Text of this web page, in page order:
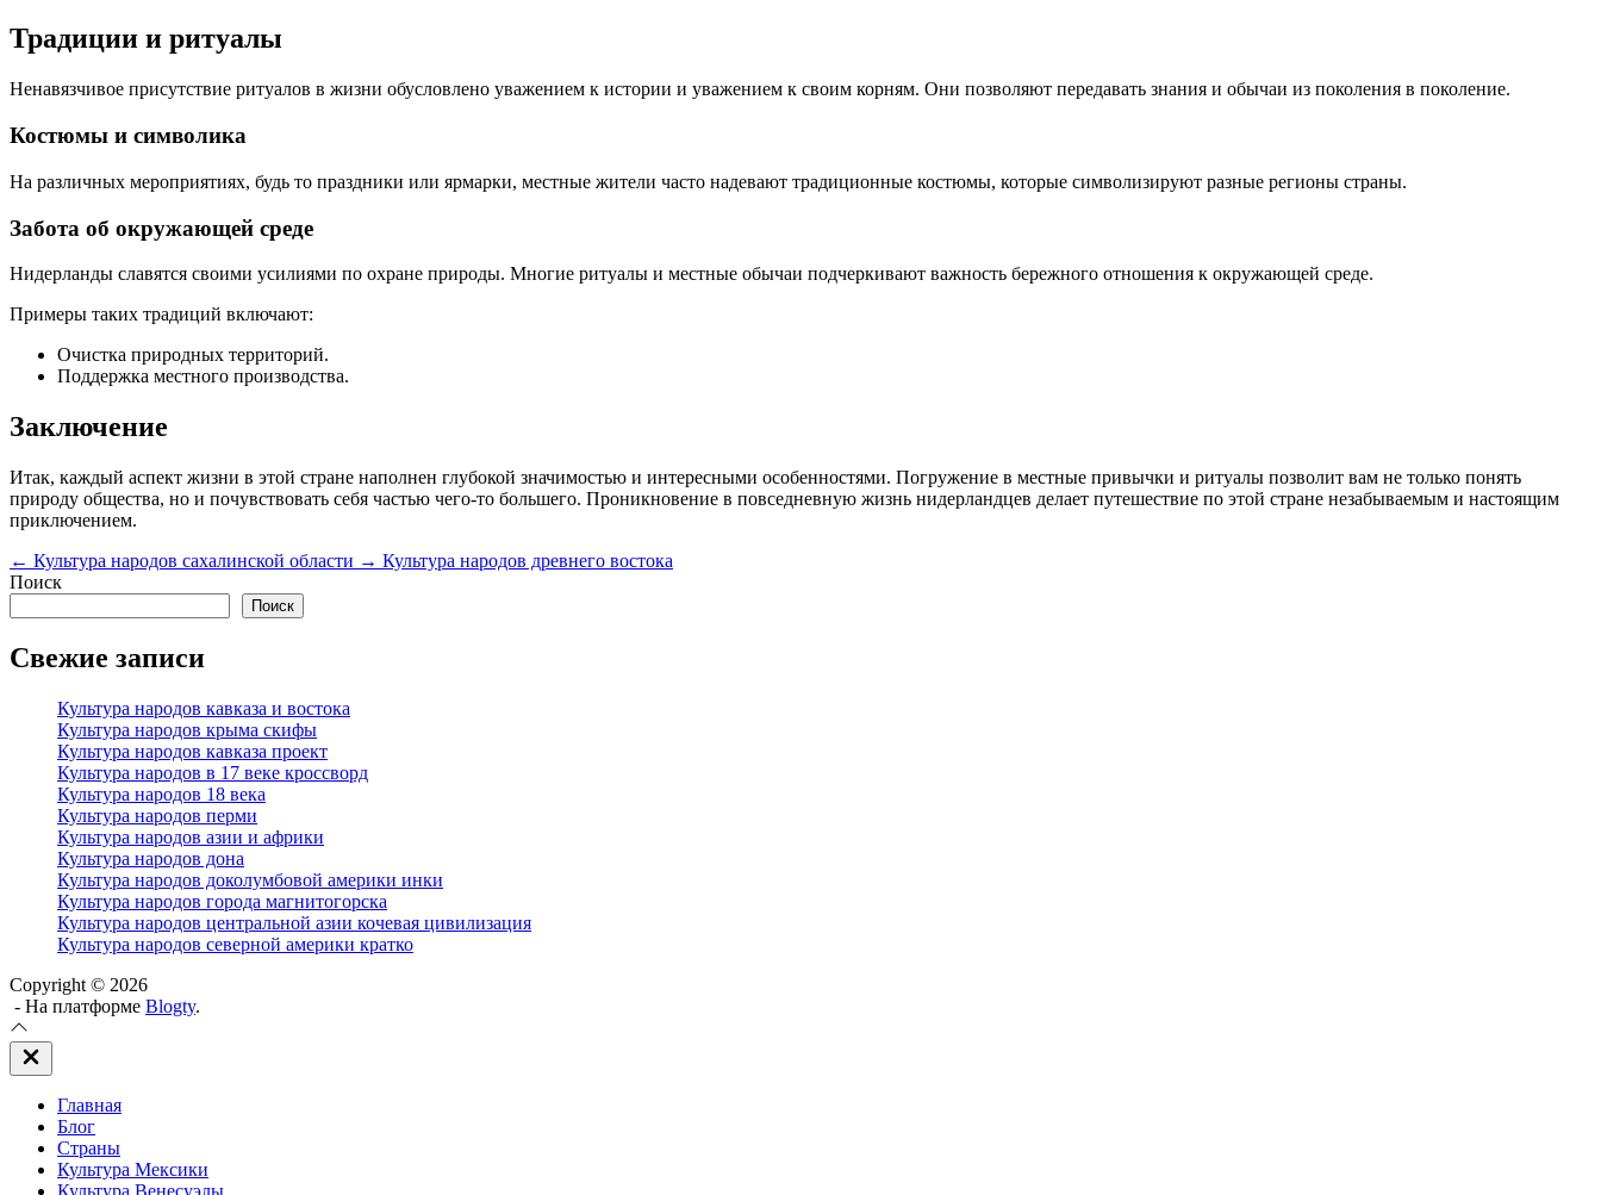
Традиции и ритуалы
Ненавязчивое присутствие ритуалов в жизни обусловлено уважением к истории и уважением к своим корням. Они позволяют передавать знания и обычаи из поколения в поколение.
Костюмы и символика
На различных мероприятиях, будь то праздники или ярмарки, местные жители часто надевают традиционные костюмы, которые символизируют разные регионы страны.
Забота об окружающей среде
Нидерланды славятся своими усилиями по охране природы. Многие ритуалы и местные обычаи подчеркивают важность бережного отношения к окружающей среде.
Примеры таких традиций включают:
Очистка природных территорий.
Поддержка местного производства.
Заключение
Итак, каждый аспект жизни в этой стране наполнен глубокой значимостью и интересными особенностями. Погружение в местные привычки и ритуалы позволит вам не только понять
природу общества, но и почувствовать себя частью чего-то большего. Проникновение в повседневную жизнь нидерландцев делает путешествие по этой стране незабываемым и настоящим
приключением.
← Культура народов сахалинской области → Культура народов древнего востока
Поиск
Поиск
Свежие записи
Культура народов кавказа и востока
Культура народов крыма скифы
Культура народов кавказа проект
Культура народов в 17 веке кроссворд
Культура народов 18 века
Культура народов перми
Культура народов азии и африки
Культура народов дона
Культура народов доколумбовой америки инки
Культура народов города магнитогорска
Культура народов центральной азии кочевая цивилизация
Культура народов северной америки кратко
Copyright © 2026
- На платформе Blogty.
Закрыть
вне
Главная
Блог
Страны
Культура Мексики
Культура Венесуэлы